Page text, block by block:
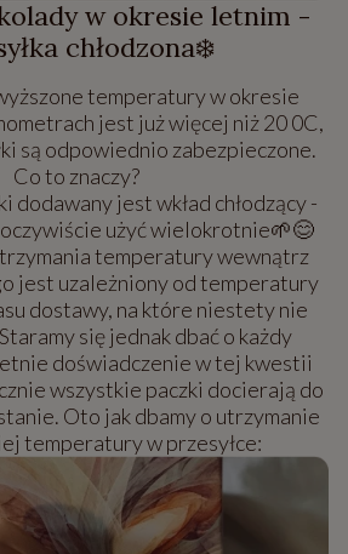
w okresie letnim -
chłodzona❄️
temperatury w okresie
jest już więcej niż 20 0C,
są odpowiednio zabezpieczone.
Co to znaczy?
dodawany jest wkład chłodzący -
oczywiście użyć wielokrotnie🌱😊
temperatury wewnątrz
jest uzależniony od temperatury
dostawy, na które niestety nie
się jednak dbać o każdy
doświadczenie w tej kwestii
wszystkie paczki docierają do
Oto jak dbamy o utrzymanie
temperatury w przesyłce: